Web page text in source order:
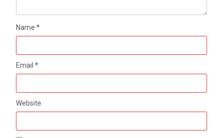
Name*
Email*
Website